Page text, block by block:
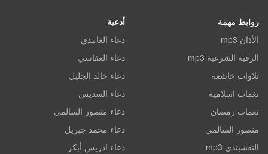
روابط مهمة
الأذان mp3
الرقية الشرعية mp3
تلاوات خاشعة
نغمات اسلامية
نغمات رمضان
منصور السالمي
النقشبندي mp3
أدعية
دعاء الغامدي
دعاء العفاسي
دعاء خالد الجليل
دعاء السديس
دعاء منصور السالمي
دعاء محمد جبريل
دعاء ادريس أبكر